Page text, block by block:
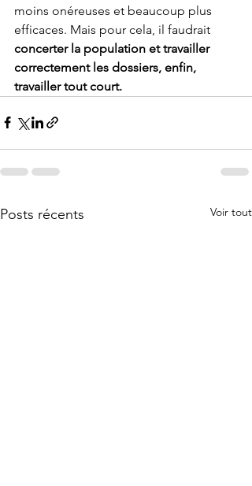
moins onéreuses et beaucoup plus
efficaces. Mais pour cela, il faudrait
concerter la population et travailler
correctement les dossiers, enfin,
travailler tout court.
Posts récents Voir tout